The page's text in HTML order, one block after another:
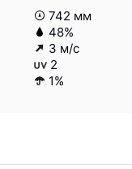
742 мм
48%
3 м/с
2
1%